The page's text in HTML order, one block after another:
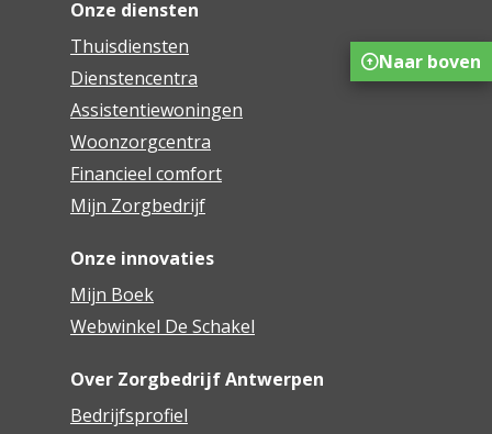
Onze diensten
Thuisdiensten
Dienstencentra
Assistentiewoningen
Woonzorgcentra
Financieel comfort
Mijn Zorgbedrijf
Onze innovaties
Mijn Boek
Webwinkel De Schakel
Over Zorgbedrijf Antwerpen
Bedrijfsprofiel
Naar boven